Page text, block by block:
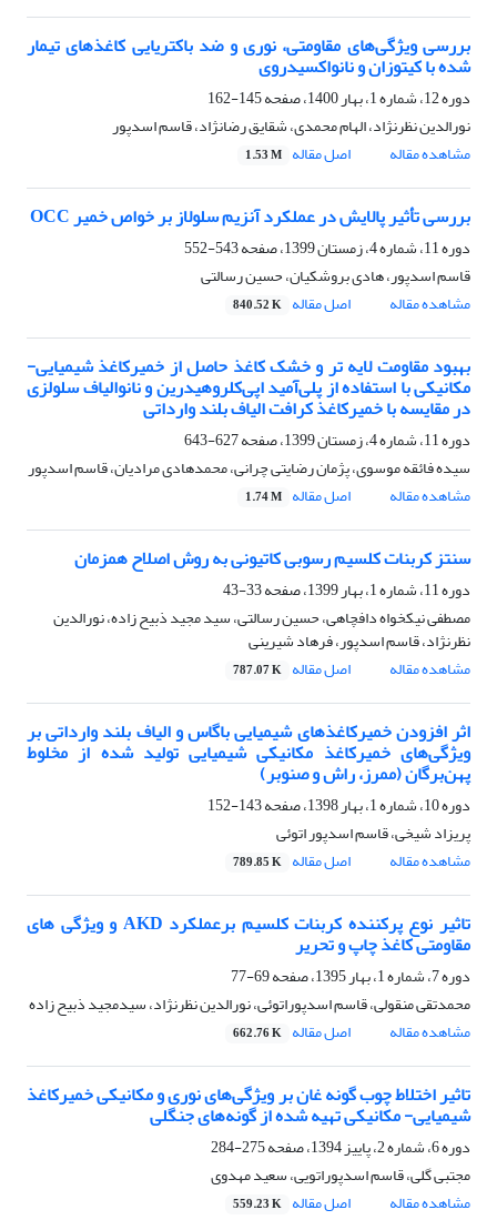
بررسی ویژگی‌های مقاومتی، نوری و ضد باکتریایی کاغذهای تیمار
شده با کیتوزان و نانواکسیدروی
دوره 12، شماره 1، بهار 1400، صفحه
145-162
نورالدین نظرنژاد، الهام محمدی، شقایق رضانژاد، قاسم اسدپور
مشاهده مقاله
اصل مقاله 1.53 M
بررسی تأثیر پالایش در عملکرد آنزیم سلولاز بر خواص خمیر OCC
دوره 11، شماره 4، زمستان 1399، صفحه
543-552
قاسم اسدپور، هادی بروشکیان، حسین رسالتی
مشاهده مقاله
اصل مقاله 840.52 K
بهبود مقاومت لایه تر و خشک کاغذ حاصل از خمیرکاغذ شیمیایی-
مکانیکی با استفاده از پلی‌آمید اپی‌کلروهیدرین و نانوالیاف سلولزی
در مقایسه با خمیرکاغذ کرافت الیاف بلند وارداتی
دوره 11، شماره 4، زمستان 1399، صفحه
627-643
سیده فائقه موسوی، پژمان رضایتی چرانی، محمدهادی مرادیان، قاسم اسدپور
مشاهده مقاله
اصل مقاله 1.74 M
سنتز کربنات کلسیم رسوبی کاتیونی به روش اصلاح همزمان
دوره 11، شماره 1، بهار 1399، صفحه
33-43
مصطفی نیکخواه دافچاهی، حسین رسالتی، سید مجید ذبیح زاده، نورالدین
نظرنژاد، قاسم اسدپور، فرهاد شیرینی
مشاهده مقاله
اصل مقاله 787.07 K
اثر افزودن خمیرکاغذهای شیمیایی باگاس و الیاف بلند وارداتی بر
ویژگی‌های خمیرکاغذ مکانیکی شیمیایی تولید شده از مخلوط
پهن‌برگان (ممرز، راش و صنوبر)
دوره 10، شماره 1، بهار 1398، صفحه
143-152
پریزاد شیخی، قاسم اسدپور اتوئی
مشاهده مقاله
اصل مقاله 789.85 K
تاثیر نوع پرکننده کربنات کلسیم برعملکرد AKD و ویژگی های
مقاومتی کاغذ چاپ و تحریر
دوره 7، شماره 1، بهار 1395، صفحه
69-77
محمدتقی منقولی، قاسم اسدپوراتوئی، نورالدین نظرنژاد، سیدمجید ذبیح زاده
مشاهده مقاله
اصل مقاله 662.76 K
تاثیر اختلاط چوب گونه غان بر ویژگی‌های نوری و مکانیکی خمیرکاغذ
شیمیایی- مکانیکی تهیه شده از گونه‌های جنگلی
دوره 6، شماره 2، پاییز 1394، صفحه
275-284
مجتبی گلی، قاسم اسدپوراتویی، سعید مهدوی
مشاهده مقاله
اصل مقاله 559.23 K